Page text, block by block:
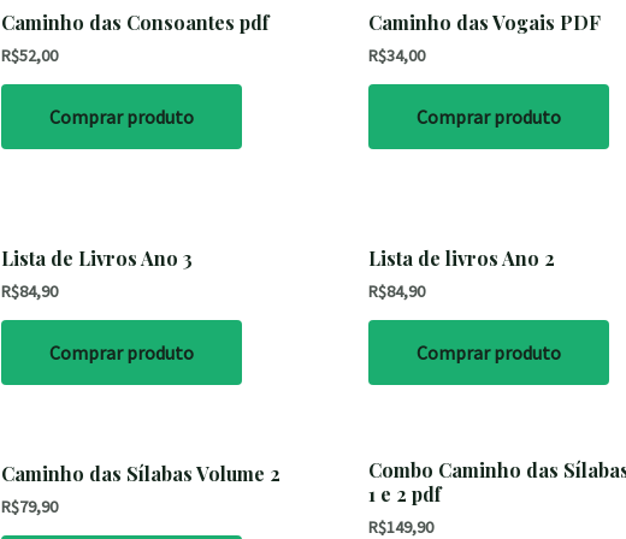
Caminho das Consoantes pdf
R$52,00
Comprar produto
Caminho das Vogais PDF
R$34,00
Comprar produto
Lista de Livros Ano 3
R$84,90
Comprar produto
Lista de livros Ano 2
R$84,90
Comprar produto
Caminho das Sílabas Volume 2
R$79,90
Combo Caminho das
1 e 2 pdf
R$149,90